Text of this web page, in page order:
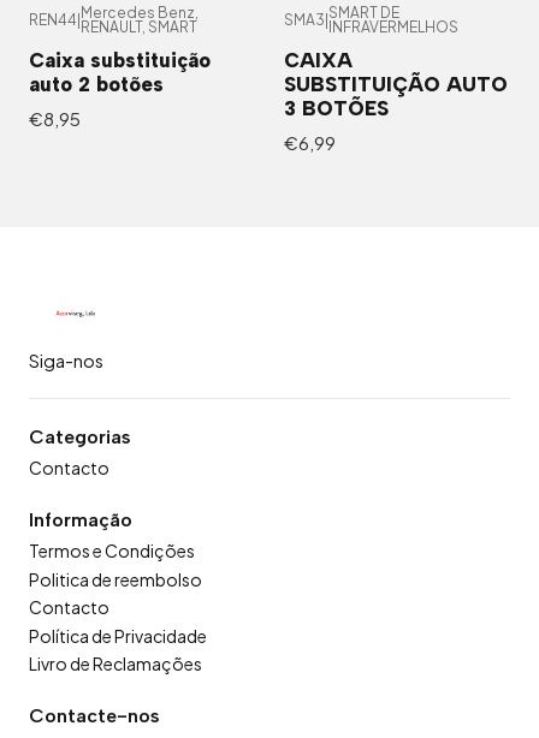
REN44|Mercedes Benz,
RENAULT, SMART
Caixa substituição
auto 2 botões
€8,95
SMA3|SMART DE
INFRAVERMELHOS
CAIXA
SUBSTITUIÇÃO AUTO
3 BOTÕES
€6,99
Siga-nos
Categorias
Contacto
Informação
Termos e Condições
Politica de reembolso
Contacto
Política de Privacidade
Livro de Reclamações
Contacte-nos